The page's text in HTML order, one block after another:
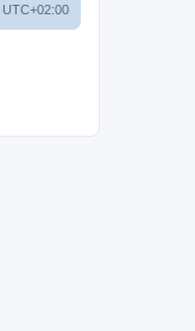
UTC+02:00